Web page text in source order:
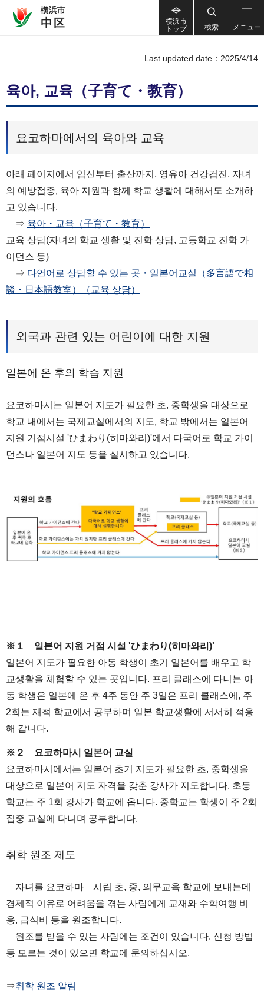
横浜市
トップ
検索 メニュー
Last updated date：2025/4/14
육아, 교육（子育て・教育）
요코하마에서의 육아와 교육
아래 페이지에서 임신부터 출산까지, 영유아 건강검진, 자녀
의 예방접종, 육아 지원과 함께 학교 생활에 대해서도 소개하
고 있습니다.
⇒ 육아・교육（子育て・教育）
교육 상담(자녀의 학교 생활 및 진학 상담, 고등학교 진학 가
이던스 등)
⇒ 다언어로 상담할 수 있는 곳・일본어교실（多言語で相
談・日本語教室）（교육 상담）
외국과 관련 있는 어린이에 대한 지원
일본에 온 후의 학습 지원
요코하마시는 일본어 지도가 필요한 초, 중학생을 대상으로
학교 내에서는 국제교실에서의 지도, 학교 밖에서는 일본어
지원 거점시설 'ひまわり(히마와리)'에서 다국어로 학교 가이
던스나 일본어 지도 등을 실시하고 있습니다.
※１ 일본어 지원 거점 시설 'ひまわり(히마와리)'
일본어 지도가 필요한 아동 학생이 초기 일본어를 배우고 학
교생활을 체험할 수 있는 곳입니다. 프리 클래스에 다니는 아
동 학생은 일본에 온 후 4주 동안 주 3일은 프리 클래스에, 주
2회는 재적 학교에서 공부하며 일본 학교생활에 서서히 적응
해 갑니다.
※２ 요코하마시 일본어 교실
요코하마시에서는 일본어 초기 지도가 필요한 초, 중학생을
대상으로 일본어 지도 자격을 갖춘 강사가 지도합니다. 초등
학교는 주 1회 강사가 학교에 옵니다. 중학교는 학생이 주 2회
집중 교실에 다니며 공부합니다.
취학 원조 제도
자녀를 요코하마 시립 초, 중, 의무교육 학교에 보내는데
경제적 이유로 어려움을 겪는 사람에게 교재와 수학여행 비
용, 급식비 등을 원조합니다.
원조를 받을 수 있는 사람에는 조건이 있습니다. 신청 방법
등 모르는 것이 있으면 학교에 문의하십시오.
⇒취학 원조 알림